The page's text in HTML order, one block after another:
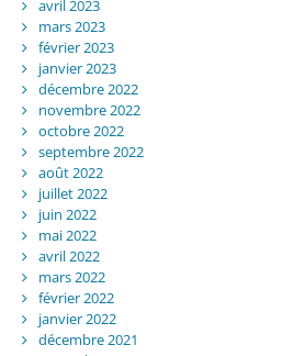
avril 2023
mars 2023
février 2023
janvier 2023
décembre 2022
novembre 2022
octobre 2022
septembre 2022
août 2022
juillet 2022
juin 2022
mai 2022
avril 2022
mars 2022
février 2022
janvier 2022
décembre 2021